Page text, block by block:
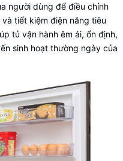
người dùng để điều chỉnh
tiết kiệm điện năng tiêu
tủ vận hành êm ái, ổn định,
sinh hoạt thường ngày của